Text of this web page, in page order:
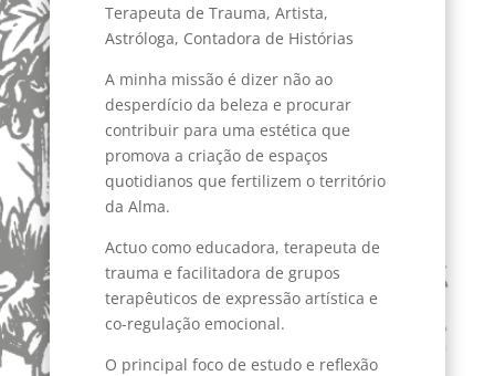
Terapeuta de Trauma, Artista,
Astróloga, Contadora de Histórias
A minha missão é dizer não ao
desperdício da beleza e procurar
contribuir para uma estética que
promova a criação de espaços
quotidianos que fertilizem o território
da Alma.
Actuo como educadora, terapeuta de
trauma e facilitadora de grupos
terapêuticos de expressão artística e
co-regulação emocional.
O principal foco de estudo e reflexão